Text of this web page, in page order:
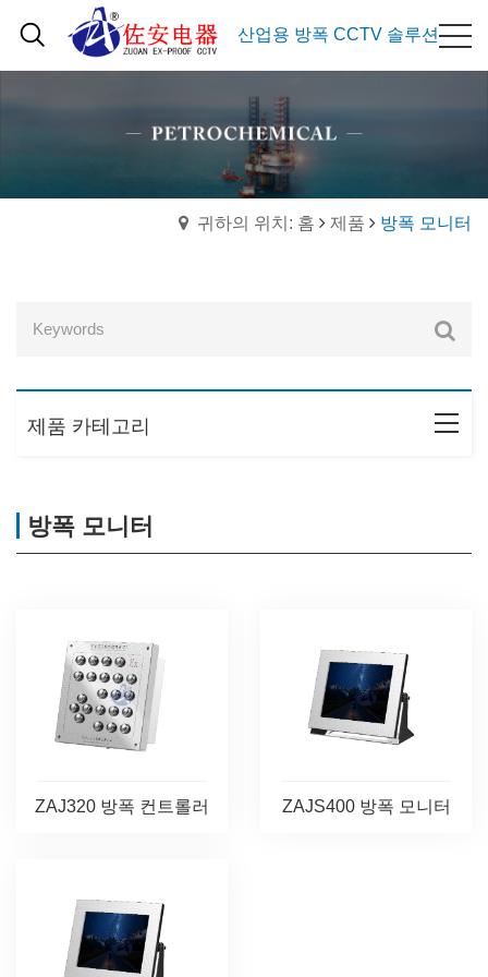
산업용 방폭 CCTV 솔루션
귀하의 위치: 홈 제품 방폭 모니터
제품 카테고리
방폭 모니터
ZAJ320 방폭 컨트롤러 ZAJS400 방폭 모니터